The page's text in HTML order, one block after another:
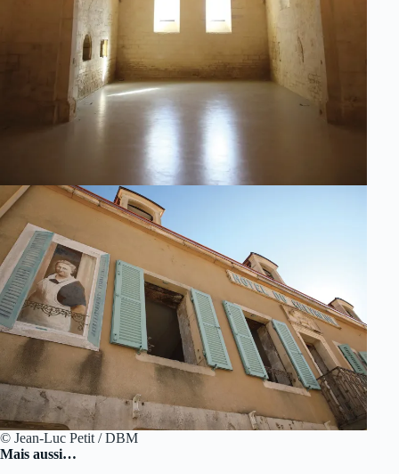
© Jean-Luc Petit / DBM
Mais aussi…